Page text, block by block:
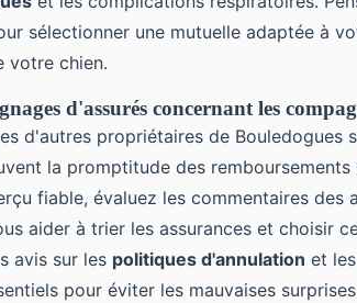
sélectionner une mutuelle adaptée à
votre chien.
d'assurés concernant les
d'autres propriétaires de Bouledogues
la promptitude des
fiable, évaluez les commentaires des
aider à trier les assurances et choisir
avis sur les politiques d'annulation et
pour éviter les mauvaises